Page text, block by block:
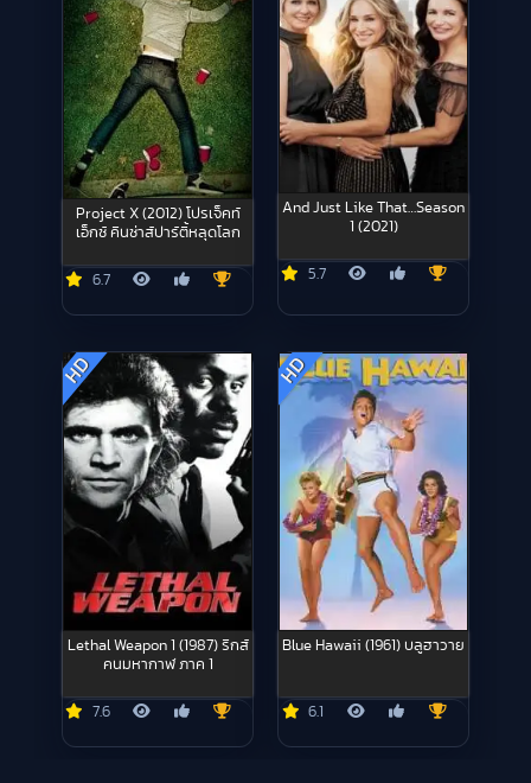
Project X (2012) โปรเจ็คท์
เอ็กซ์ คืนซ่าส์ปาร์ตี้หลุดโลก
6.7
And Just Like That…Season
1 (2021)
5.7
HD
Lethal Weapon 1 (1987) ริกส์
คนมหากาฬ ภาค 1
7.6
HD
Blue Hawaii (1961) บลูฮาวาย
6.1